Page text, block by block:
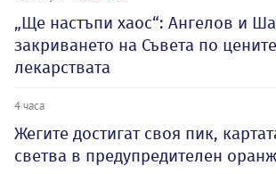
„Ще настъпи хаос“: Ангелов и
закриването на Съвета по
лекарствата
4 часа
Жегите достигат своя пик,
светва в предупредителен